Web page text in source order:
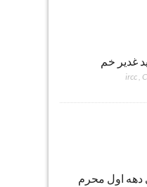
غدیر خم
ircc,
دهه اول محرم